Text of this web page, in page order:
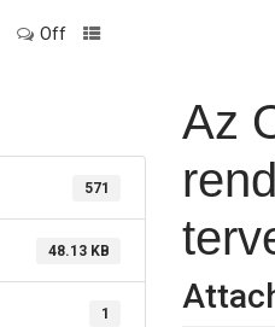
Off
571
48.13 KB
1
Az